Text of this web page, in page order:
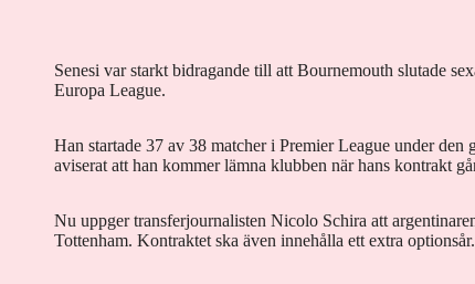
Senesi var starkt bidragande till att Bournemouth slutade
Europa League.
Han startade 37 av 38 matcher i Premier League under den
aviserat att han kommer lämna klubben när hans kontrakt
Nu uppger transferjournalisten Nicolo Schira att
Tottenham. Kontraktet ska även innehålla ett extra optionsår.